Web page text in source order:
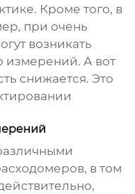
Кроме того, в
при очень
возникать
измерений. А вот
снижается. Это
, в том